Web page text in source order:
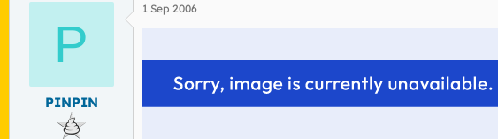
P
PINPIN
1 Sep 2006